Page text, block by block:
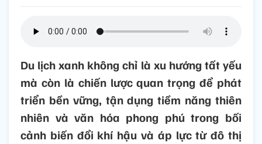
Du lịch xanh không chỉ là xu hướng tất yếu
mà còn là chiến lược quan trọng để phát
triển bền vững, tận dụng tiềm năng thiên
nhiên và văn hóa phong phú trong bối
cảnh biến đổi khí hậu và áp lực từ đô thị